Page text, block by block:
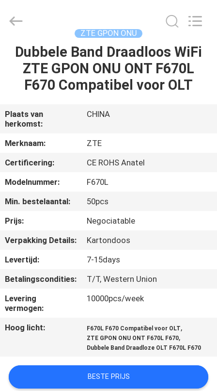
HUIS
PRODUCTEN
ONGEVEER
ONS
FABRIEKSREIS
CONTACTEER
ONS
OM
EEN
PRIVACY
LIMITED.
ZTE GPON ONU
Dubbele Band Draadloos WiFi
ZTE GPON ONU ONT F670L
F670 Compatibel voor OLT
Plaats van
herkomst:
CHINA
Merknaam:
ZTE
Certificering:
CE ROHS Anatel
Modelnummer:
F670L
Min. bestelaantal:
50pcs
Prijs:
Negociatable
Verpakking Details:
Kartondoos
Levertijd:
7-15days
Betalingscondities:
T/T, Western Union
Levering
vermogen:
10000pcs/week
Hoog licht: F670L F670 Compatibel voor OLT,
ZTE GPON ONU ONT F670L F670,
Dubbele Band Draadloze OLT F670L F670
BESTE PRIJS